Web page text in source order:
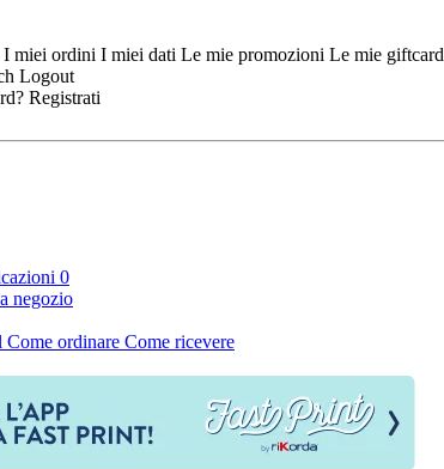
I miei ordini I miei dati Le mie promozioni Le mie giftcard
Logout
Registrati
0
negozio
Come ordinare Come ricevere